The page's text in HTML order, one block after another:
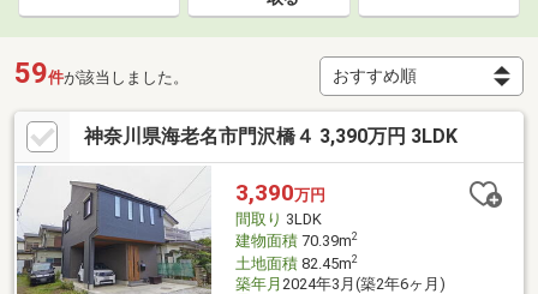
59件が該当しました。
神奈川県海老名市門沢橋４ 3,390万円 3LDK
3,390万円
間取り 3LDK
建物面積70.39m2
土地面積82.45m2
築年月 2024年3月(築2年6ヶ月)